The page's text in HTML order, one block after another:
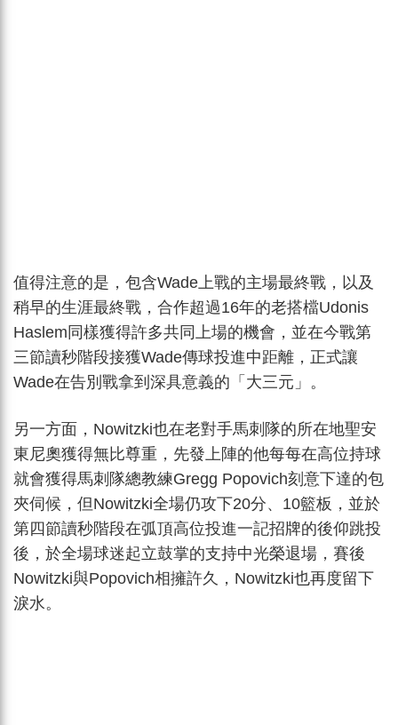
值得注意的是，包含Wade上戰的主場最終戰，以及
稍早的生涯最終戰，合作超過16年的老搭檔Udonis
Haslem同樣獲得許多共同上場的機會，並在今戰第
三節讀秒階段接獲Wade傳球投進中距離，正式讓
Wade在告別戰拿到深具意義的「大三元」。
另一方面，Nowitzki也在老對手馬刺隊的所在地聖安
東尼奧獲得無比尊重，先發上陣的他每每在高位持球
就會獲得馬刺隊總教練Gregg Popovich刻意下達的包
夾伺候，但Nowitzki全場仍攻下20分、10籃板，並於
第四節讀秒階段在弧頂高位投進一記招牌的後仰跳投
後，於全場球迷起立鼓掌的支持中光榮退場，賽後
Nowitzki與Popovich相擁許久，Nowitzki也再度留下
淚水。